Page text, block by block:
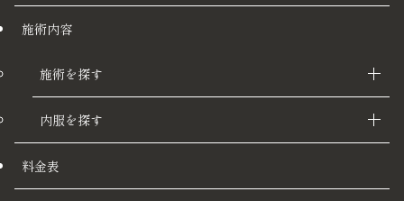
施術内容
施術を探す
内服を探す
料金表